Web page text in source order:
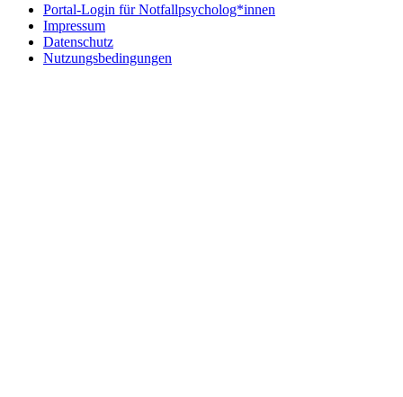
Portal-Login für Notfallpsycholog*innen
Impressum
Datenschutz
Nutzungsbedingungen